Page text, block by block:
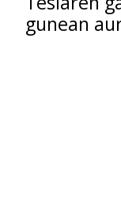
gunean